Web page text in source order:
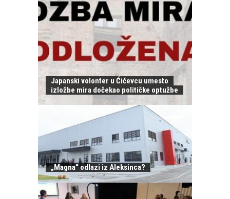
Japanski volonter u Ćićevcu umesto
izložbe mira dočekao političke optužbe
„Magna“ odlazi iz Aleksinca?